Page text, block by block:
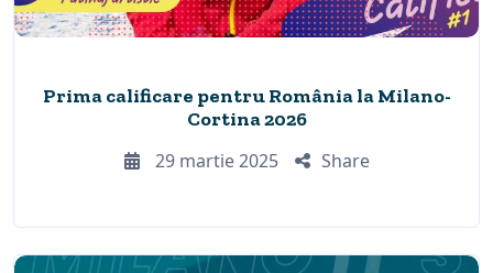
Prima calificare pentru România la Milano-
Cortina 2026
29 martie 2025
Share